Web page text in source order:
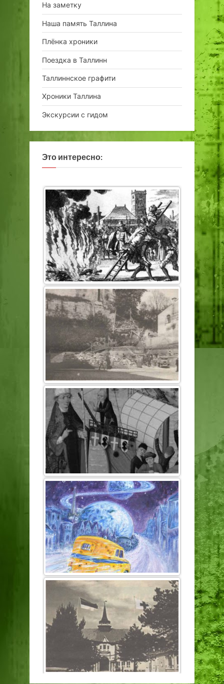
На заметку
Наша память Таллина
Плёнка хроники
Поездка в Таллинн
Таллиннское графити
Хроники Таллина
Экскурсии с гидом
Это интересно: